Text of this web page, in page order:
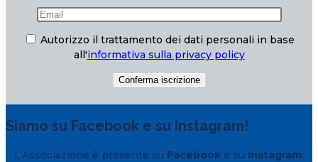
Autorizzo il trattamento dei dati personali in base
all'informativa sulla privacy policy
Siamo su Facebook e su Instagram!
L’Associazione è presente su Facebook e su Instagram: